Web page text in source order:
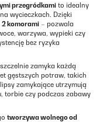
przegródkami to idealny
wycieczkach. Dzięki
2 komorami – pozwala
warzywa, wypieki czy
bez ryzyka
zamyka każdą
gęstszych potraw, takich
zamykające utrzymują
torbie czy podczas zabawy
tworzywa wolnego od